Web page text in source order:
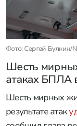
Фото: Сергей Булкин/
Шесть
атаках БПЛА
Шесть мирных
результате атак